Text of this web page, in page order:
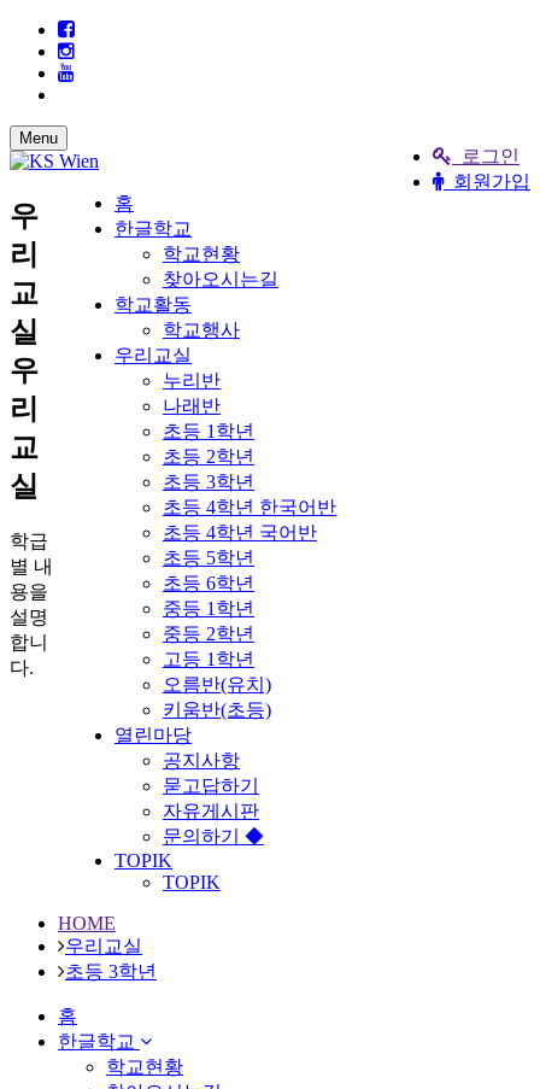
로그인
회원가입
Menu
홈
한글학교
학교현황
찾아오시는길
학교활동
학교행사
우리교실
누리반
나래반
초등 1학년
초등 2학년
초등 3학년
초등 4학년 한국어반
초등 4학년 국어반
초등 5학년
초등 6학년
중등 1학년
중등 2학년
고등 1학년
오름반(유치)
키움반(초등)
열린마당
공지사항
묻고답하기
자유게시판
문의하기 ◆
TOPIK
TOPIK
우
리
교
실
우
리
교
실
학급
별 내
용을
설명
합니
다.
HOME
우리교실
초등 3학년
홈
한글학교
학교현황